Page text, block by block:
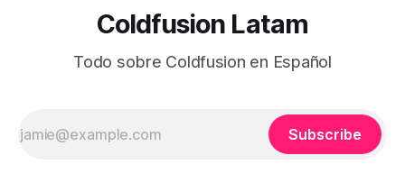
Coldfusion Latam
Todo sobre Coldfusion en Español
Subscribe